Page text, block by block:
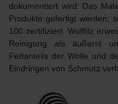
dokumentiert wird. Das
Produkte gefertigt werden,
100 zertifiziert. Wollfilz
Reinigung als äußerst
Fettanteils der Wolle und
Eindringen von Schmutz